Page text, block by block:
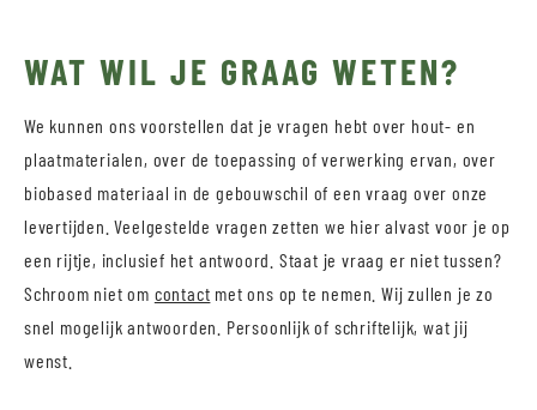
WAT WIL JE GRAAG WETEN?
We kunnen ons voorstellen dat je vragen hebt over hout- en
plaatmaterialen, over de toepassing of verwerking ervan, over
biobased materiaal in de gebouwschil of een vraag over onze
levertijden. Veelgestelde vragen zetten we hier alvast voor je op
een rijtje, inclusief het antwoord. Staat je vraag er niet tussen?
Schroom niet om contact met ons op te nemen. Wij zullen je zo
snel mogelijk antwoorden. Persoonlijk of schriftelijk, wat jij
wenst.